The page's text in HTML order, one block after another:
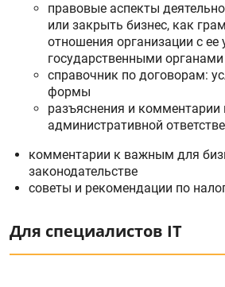
правовые аспекты
или закрыть бизнес, как
отношения организации с ее
государственными органами
справочник по договорам:
формы
разъяснения и комментарии
административной
комментарии к важным для
законодательстве
советы и рекомендации по
Для специалистов IT